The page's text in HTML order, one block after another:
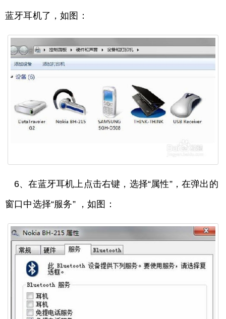
蓝牙耳机了，如图：
6、在蓝牙耳机上点击右键，选择“属性”，在弹出的
窗口中选择“服务” ，如图：